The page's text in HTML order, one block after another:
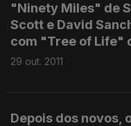
"Ninety Miles" de
Scott e David
com "Tree of Life"
29 out. 2011
Depois dos novos,